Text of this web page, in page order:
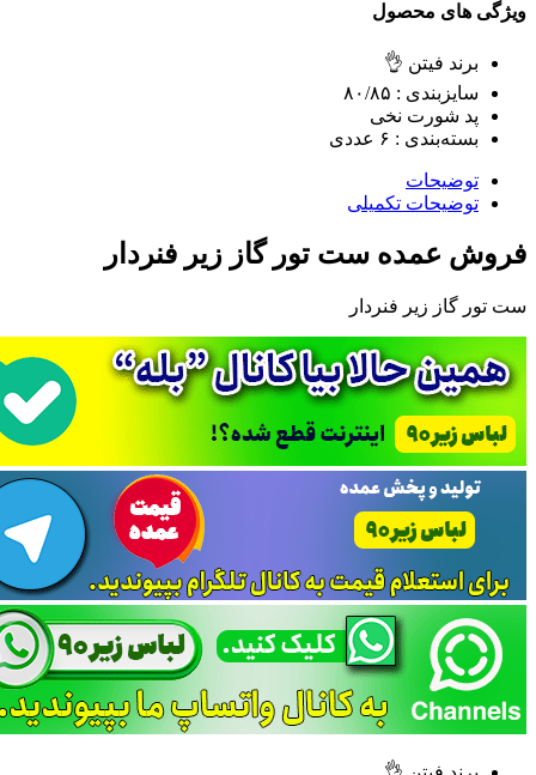
ویژگی های محصول
برند فیتن 👌
سایزبندی : ٨٠/٨۵
پد شورت نخی
بسته‌بندی : ۶ عددی
توضیحات
توضیحات تکمیلی
فروش عمده ست تور گاز زیر فنردار
ست تور گاز زیر فنردار